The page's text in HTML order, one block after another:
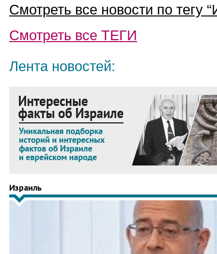
Смотреть все новости по тегу “
Смотреть все ТЕГИ
Лента новостей:
Израиль